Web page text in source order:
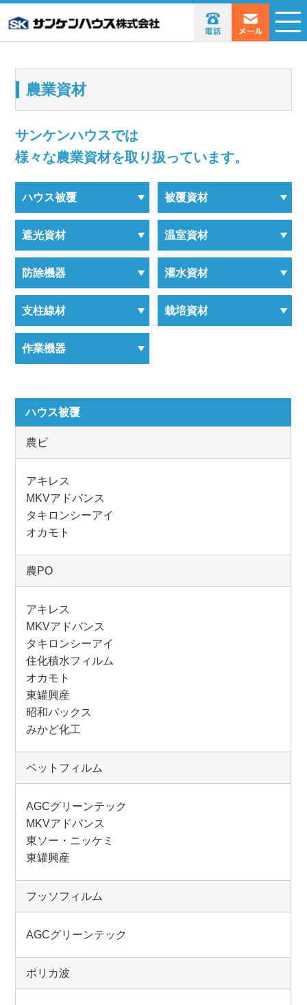
農業資材
サンケンハウスでは
様々な農業資材を取り扱っています。
ハウス被覆 被覆資材
遮光資材 温室資材
防除機器 灌水資材
支柱線材 栽培資材
作業機器
ハウス被覆
農ビ
アキレス
MKVアドバンス
タキロンシーアイ
オカモト
農PO
アキレス
MKVアドバンス
タキロンシーアイ
住化積水フィルム
オカモト
東罐興産
昭和パックス
みかど化工
ペットフィルム
AGCグリーンテック
MKVアドバンス
東ソー・ニッケミ
東罐興産
フッソフィルム
AGCグリーンテック
ポリカ波